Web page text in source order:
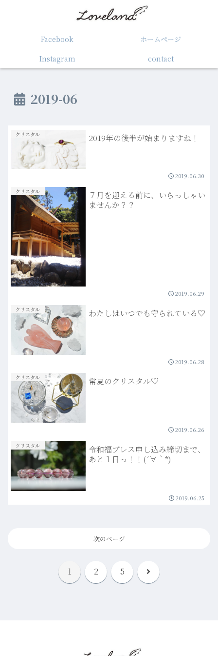
Facebook
ホームぺージ
Instagram
contact
2019-06
クリスタル 2019年の後半が始まりますね！
2019.06.30
クリスタル
７月を迎える前に、いらっしゃい
ませんか？？
2019.06.29
クリスタル わたしはいつでも守られている♡
2019.06.28
クリスタル 常夏のクリスタル♡
2019.06.26
クリスタル
令和福ブレス申し込み締切まで、
あと１日っ！！(´∀｀*)
2019.06.25
次のページ
1 2 5
次